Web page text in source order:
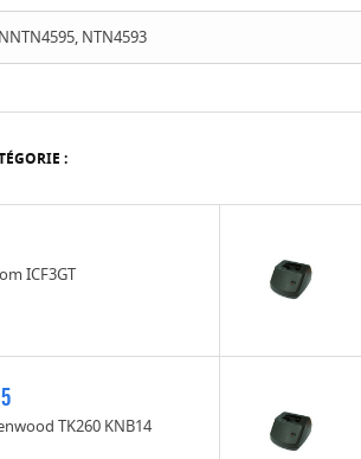
NNTN4595, NTN4593
:
ICF3GT
TK260 KNB14